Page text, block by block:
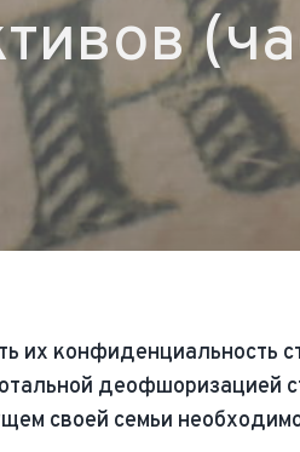
их конфиденциальность
своей семьи